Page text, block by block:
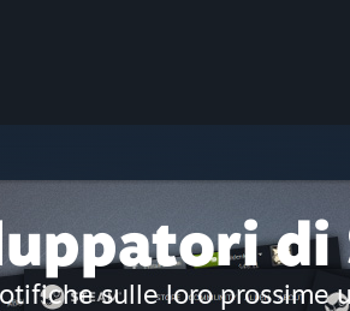
di
sulle loro prossime